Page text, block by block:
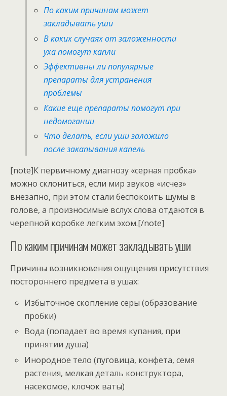
По каким причинам может
закладывать уши
В каких случаях от заложенности
уха помогут капли
Эффективны ли популярные
препараты для устранения
проблемы
Какие еще препараты помогут при
недомогании
Что делать, если уши заложило
после закапывания капель
[note]К первичному диагнозу «серная пробка»
можно склониться, если мир звуков «исчез»
внезапно, при этом стали беспокоить шумы в
голове, а произносимые вслух слова отдаются в
черепной коробке легким эхом.[/note]
По каким причинам может закладывать уши
Причины возникновения ощущения присутствия
постороннего предмета в ушах:
Избыточное скопление серы (образование
пробки)
Вода (попадает во время купания, при
принятии душа)
Инородное тело (пуговица, конфета, семя
растения, мелкая деталь конструктора,
насекомое, клочок ваты)